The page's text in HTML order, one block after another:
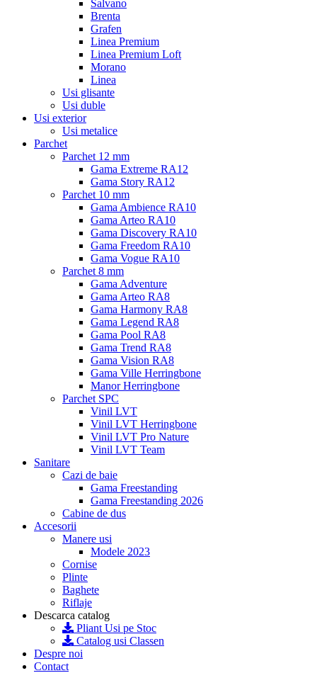
Salvano
Brenta
Grafen
Linea Premium
Linea Premium Loft
Morano
Linea
Usi glisante
Usi duble
Usi exterior
Usi metalice
Parchet
Parchet 12 mm
Gama Extreme RA12
Gama Story RA12
Parchet 10 mm
Gama Ambience RA10
Gama Arteo RA10
Gama Discovery RA10
Gama Freedom RA10
Gama Vogue RA10
Parchet 8 mm
Gama Adventure
Gama Arteo RA8
Gama Harmony RA8
Gama Legend RA8
Gama Pool RA8
Gama Trend RA8
Gama Vision RA8
Gama Ville Herringbone
Manor Herringbone
Parchet SPC
Vinil LVT
Vinil LVT Herringbone
Vinil LVT Pro Nature
Vinil LVT Team
Sanitare
Cazi de baie
Gama Freestanding
Gama Freestanding 2026
Cabine de dus
Accesorii
Manere usi
Modele 2023
Cornise
Plinte
Baghete
Riflaje
Descarca catalog
Pliant Usi pe Stoc
Catalog usi Classen
Despre noi
Contact